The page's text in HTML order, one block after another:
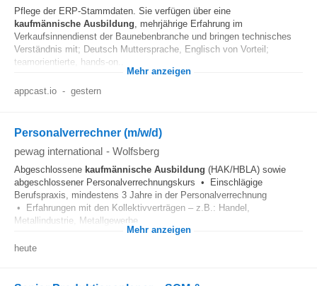
Pflege der ERP-Stammdaten. Sie verfügen über eine
kaufmännische Ausbildung, mehrjährige Erfahrung im
Verkaufsinnendienst der Baunebenbranche und bringen technisches
Verständnis mit; Deutsch Muttersprache, Englisch von Vorteil;
teamorientierte, hands-on...
Mehr anzeigen
appcast.io - gestern
Personalverrechner (m/w/d)
pewag international - Wolfsberg
Abgeschlossene kaufmännische Ausbildung (HAK/HBLA) sowie
abgeschlossener Personalverrechnungskurs • Einschlägige
Berufspraxis, mindestens 3 Jahre in der Personalverrechnung
• Erfahrungen mit den Kollektivverträgen – z.B.: Handel,
Metallindustrie, Metallgewerbe...
Mehr anzeigen
heute